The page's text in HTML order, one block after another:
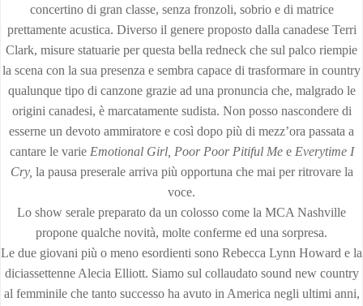
concertino di gran classe, senza fronzoli, sobrio e di matrice
prettamente acustica. Diverso il genere proposto dalla canadese Terri
Clark, misure statuarie per questa bella redneck che sul palco riempie
la scena con la sua presenza e sembra capace di trasformare in country
qualunque tipo di canzone grazie ad una pronuncia che, malgrado le
origini canadesi, è marcatamente sudista. Non posso nascondere di
esserne un devoto ammiratore e così dopo più di mezz’ora passata a
cantare le varie Emotional Girl, Poor Poor Pitiful Me e Everytime I
Cry, la pausa preserale arriva più opportuna che mai per ritrovare la
voce.
Lo show serale preparato da un colosso come la MCA Nashville
propone qualche novità, molte conferme ed una sorpresa.
Le due giovani più o meno esordienti sono Rebecca Lynn Howard e la
diciassettenne Alecia Elliott. Siamo sul collaudato sound new country
al femminile che tanto successo ha avuto in America negli ultimi anni,